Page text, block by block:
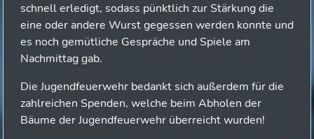
schnell erledigt, sodass pünktlich zur Stärkung die
eine oder andere Wurst gegessen werden konnte und
es noch gemütliche Gespräche und Spiele am
Nachmittag gab.
Die Jugendfeuerwehr bedankt sich außerdem für die
zahlreichen Spenden, welche beim Abholen der
Bäume der Jugendfeuerwehr überreicht wurden!